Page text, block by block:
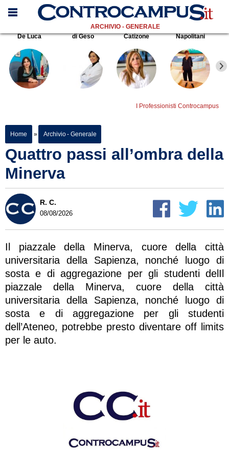
ARCHIVIO - GENERALE
De Luca
di Geso Catizone Napolitani
I Professionisti Controcampus
Home » Archivio - Generale
Quattro passi all’ombra della
Minerva
R. C.
08/08/2026
Il piazzale della Minerva, cuore della città
universitaria della Sapienza, nonché luogo di
sosta e di aggregazione per gli studenti delIl
piazzale della Minerva, cuore della città
universitaria della Sapienza, nonché luogo di
sosta e di aggregazione per gli studenti
dell’Ateneo, potrebbe presto diventare off limits
per le auto.